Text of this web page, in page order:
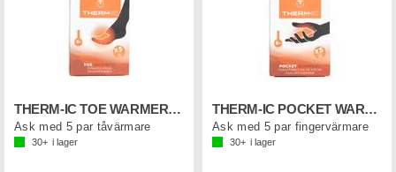
THERM-IC TOE WARMER (5-p)
Ask med 5 par tåvärmare
30+ i lager
THERM-IC POCKET WARMER (5-p)
Ask med 5 par fingervärmare
30+ i lager